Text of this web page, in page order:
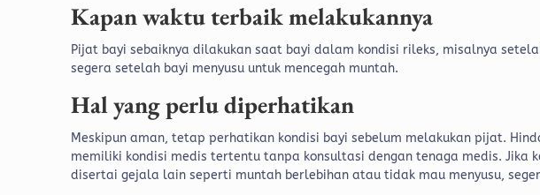
Kapan waktu terbaik melakukannya
Pijat bayi sebaiknya dilakukan saat bayi dalam kondisi rileks, misalnya
segera setelah bayi menyusu untuk mencegah muntah.
Hal yang perlu diperhatikan
Meskipun aman, tetap perhatikan kondisi bayi sebelum melakukan pijat.
memiliki kondisi medis tertentu tanpa konsultasi dengan tenaga medis.Jika
disertai gejala lain seperti muntah berlebihan atau tidak mau menyusu,